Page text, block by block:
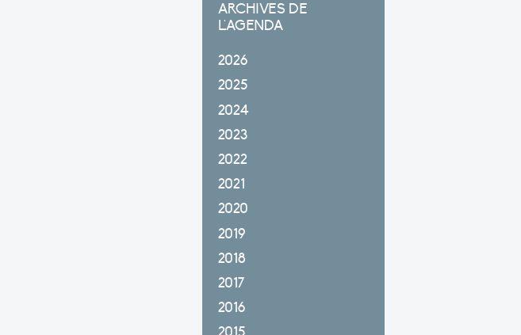
ARCHIVES DE
L'AGENDA
2026
2025
2024
2023
2022
2021
2020
2019
2018
2017
2016